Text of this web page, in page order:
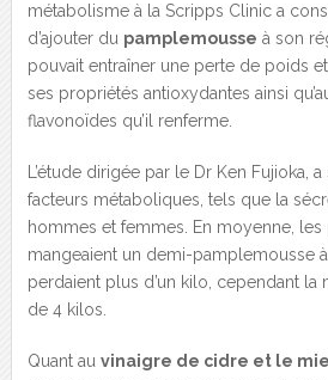
métabolisme à la Scripps Clinic a
d’ajouter du pamplemousse à son
pouvait entraîner une perte de poids
ses propriétés antioxydantes ainsi
flavonoïdes qu’il renferme.
L’étude dirigée par le Dr Ken Fujioka,
facteurs métaboliques, tels que la
hommes et femmes. En moyenne, les
mangeaient un demi-pamplemousse
perdaient plus d’un kilo, cependant la
de 4 kilos.
Quant au vinaigre de cidre et le